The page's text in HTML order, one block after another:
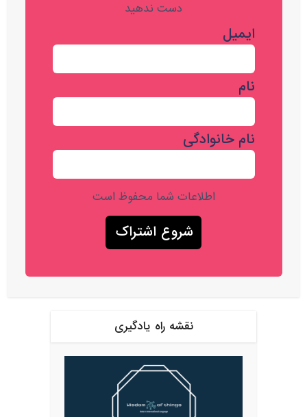
دست ندهید
ایمیل
نام
نام خانوادگی
اطلاعات شما محفوظ است
نقشه راه یادگیری